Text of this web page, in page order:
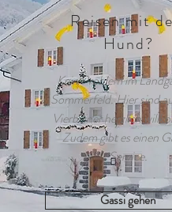
Reisen mit
Hund?
Kein Problem im
Sommerfeld. Hier sind
Vierbeiner herzlich
Zudem gibt es einen
Service.
Gassi gehen